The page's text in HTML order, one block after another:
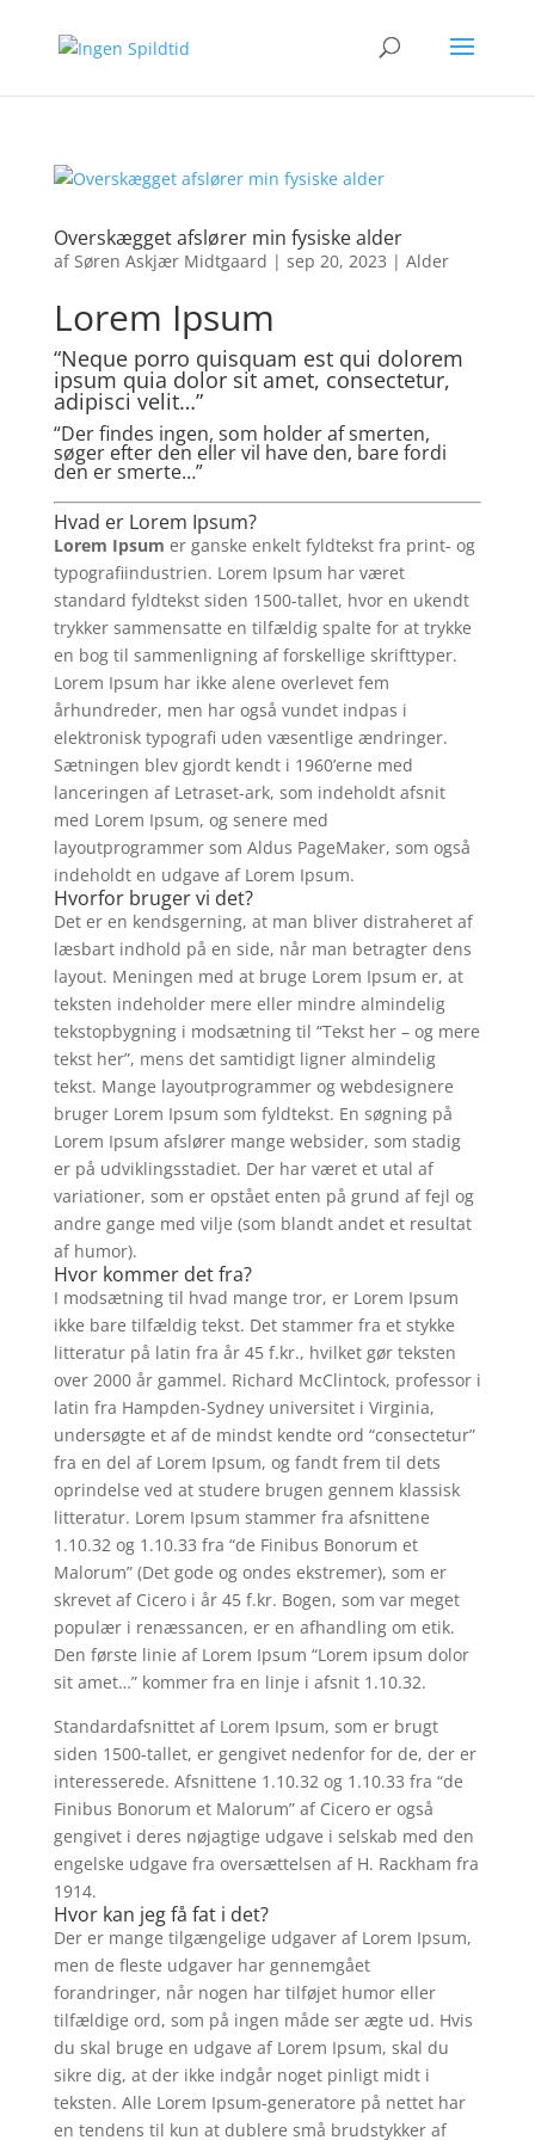
Overskægget afslører min fysiske alder
afSøren Askjær Midtgaard | sep 20, 2023 | Alder
Lorem Ipsum
“Neque porro quisquam est qui dolorem
ipsum quia dolor sit amet, consectetur,
adipisci velit…”
“Der findes ingen, som holder af smerten,
søger efter den eller vil have den, bare fordi
den er smerte…”
Hvad er Lorem Ipsum?
Lorem Ipsum er ganske enkelt fyldtekst fra print- og
typografiindustrien. Lorem Ipsum har været
standard fyldtekst siden 1500-tallet, hvor en ukendt
trykker sammensatte en tilfældig spalte for at trykke
en bog til sammenligning af forskellige skrifttyper.
Lorem Ipsum har ikke alene overlevet fem
århundreder, men har også vundet indpas i
elektronisk typografi uden væsentlige ændringer.
Sætningen blev gjordt kendt i 1960’erne med
lanceringen af Letraset-ark, som indeholdt afsnit
med Lorem Ipsum, og senere med
layoutprogrammer som Aldus PageMaker, som også
indeholdt en udgave af Lorem Ipsum.
Hvorfor bruger vi det?
Det er en kendsgerning, at man bliver distraheret af
læsbart indhold på en side, når man betragter dens
layout. Meningen med at bruge Lorem Ipsum er, at
teksten indeholder mere eller mindre almindelig
tekstopbygning i modsætning til “Tekst her – og mere
tekst her”, mens det samtidigt ligner almindelig
tekst. Mange layoutprogrammer og webdesignere
bruger Lorem Ipsum som fyldtekst. En søgning på
Lorem Ipsum afslører mange websider, som stadig
er på udviklingsstadiet. Der har været et utal af
variationer, som er opstået enten på grund af fejl og
andre gange med vilje (som blandt andet et resultat
af humor).
Hvor kommer det fra?
I modsætning til hvad mange tror, er Lorem Ipsum
ikke bare tilfældig tekst. Det stammer fra et stykke
litteratur på latin fra år 45 f.kr., hvilket gør teksten
over 2000 år gammel. Richard McClintock, professor i
latin fra Hampden-Sydney universitet i Virginia,
undersøgte et af de mindst kendte ord “consectetur”
fra en del af Lorem Ipsum, og fandt frem til dets
oprindelse ved at studere brugen gennem klassisk
litteratur. Lorem Ipsum stammer fra afsnittene
1.10.32 og 1.10.33 fra “de Finibus Bonorum et
Malorum” (Det gode og ondes ekstremer), som er
skrevet af Cicero i år 45 f.kr. Bogen, som var meget
populær i renæssancen, er en afhandling om etik.
Den første linie af Lorem Ipsum “Lorem ipsum dolor
sit amet…” kommer fra en linje i afsnit 1.10.32.
Standardafsnittet af Lorem Ipsum, som er brugt
siden 1500-tallet, er gengivet nedenfor for de, der er
interesserede. Afsnittene 1.10.32 og 1.10.33 fra “de
Finibus Bonorum et Malorum” af Cicero er også
gengivet i deres nøjagtige udgave i selskab med den
engelske udgave fra oversættelsen af H. Rackham fra
1914.
Hvor kan jeg få fat i det?
Der er mange tilgængelige udgaver af Lorem Ipsum,
men de fleste udgaver har gennemgået
forandringer, når nogen har tilføjet humor eller
tilfældige ord, som på ingen måde ser ægte ud. Hvis
du skal bruge en udgave af Lorem Ipsum, skal du
sikre dig, at der ikke indgår noget pinligt midt i
teksten. Alle Lorem Ipsum-generatore på nettet har
en tendens til kun at dublere små brudstykker af